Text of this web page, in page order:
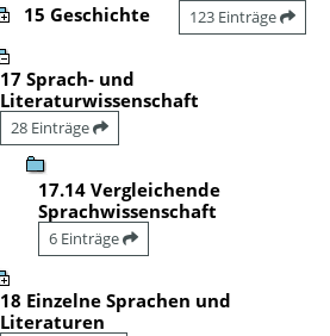
15 Geschichte 123 Einträge
17 Sprach- und
Literaturwissenschaft
28 Einträge
17.14 Vergleichende
Sprachwissenschaft
6 Einträge
18 Einzelne Sprachen und
Literaturen